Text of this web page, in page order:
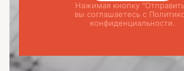
Нажимая кнопку
вы соглашаетесь с
конфиденциальности.